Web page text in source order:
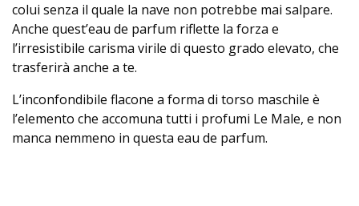
colui senza il quale la nave non potrebbe mai salpare.
Anche quest’eau de parfum riflette la forza e
l’irresistibile carisma virile di questo grado elevato, che
trasferirà anche a te.
L’inconfondibile flacone a forma di torso maschile è
l’elemento che accomuna tutti i profumi Le Male, e non
manca nemmeno in questa eau de parfum.